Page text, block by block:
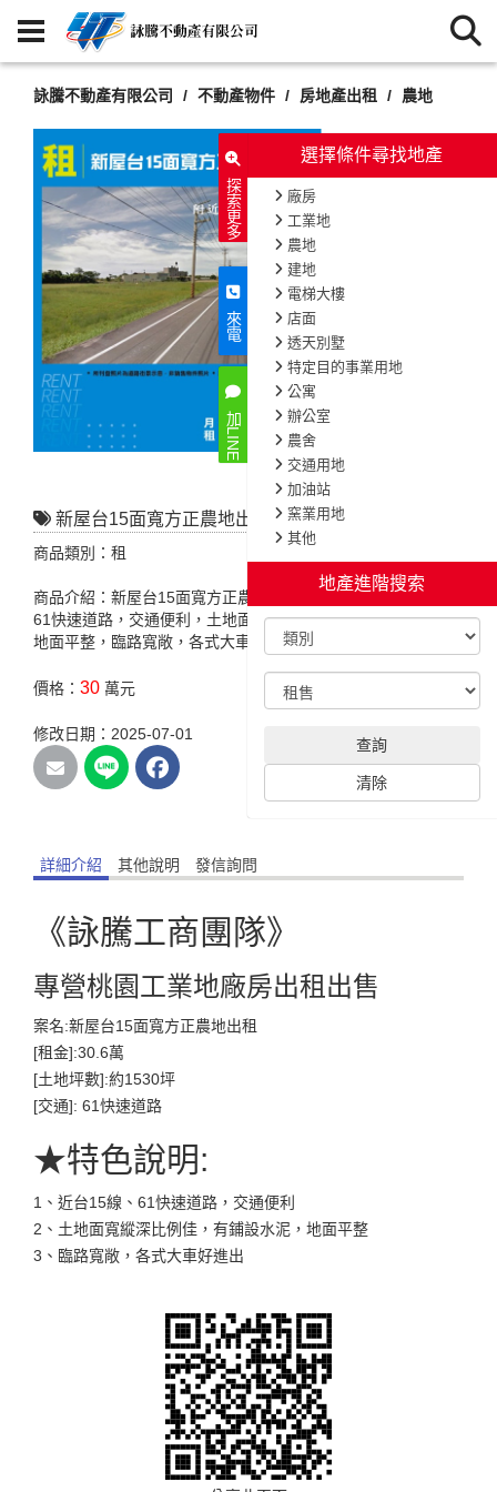
選擇條件尋找地產
廠房
工業地
農地
建地
電梯大樓
店面
透天別墅
特定目的事業用地
公寓
辦公室
農舍
交通用地
加油站
窯業用地
其他
地產進階搜索
查詢
清除
探索更多
來電
加LINE
詠騰不動產有限公司 不動產物件 房地產出租 農地
新屋台15面寬方正農地出租
商品類別：租
商品介紹：新屋台15面寬方正農地出租，特色說明:近台15線、
61快速道路，交通便利，土地面寬縱深比例佳，有鋪設水泥，
地面平整，臨路寬敞，各式大車好進出。
價格： 30 萬元
修改日期：2025-07-01
詳細介紹 其他說明 發信詢問
《詠騰工商團隊》
專營桃園工業地廠房出租出售
案名:新屋台15面寬方正農地出租
[租金]:30.6萬
[土地坪數]:約1530坪
[交通]: 61快速道路
★特色說明:
1、近台15線、61快速道路，交通便利
2、土地面寬縱深比例佳，有鋪設水泥，地面平整
3、臨路寬敞，各式大車好進出